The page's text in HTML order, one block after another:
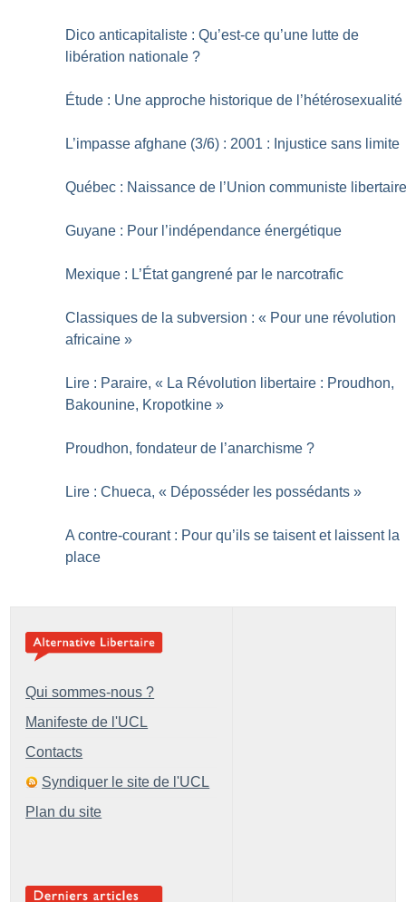
Dico anticapitaliste : Qu’est-ce qu’une lutte de
libération nationale ?
Étude : Une approche historique de l’hétérosexualité
L’impasse afghane (3/6) : 2001 : Injustice sans limite
Québec : Naissance de l’Union communiste
Guyane : Pour l’indépendance énergétique
Mexique : L’État gangrené par le narcotrafic
Classiques de la subversion : « Pour une révolution
africaine »
Lire : Paraire, « La Révolution libertaire : Proudhon,
Bakounine, Kropotkine »
Proudhon, fondateur de l’anarchisme ?
Lire : Chueca, « Déposséder les possédants »
A contre-courant : Pour qu’ils se taisent et laissent la
place
Qui sommes-nous ?
Manifeste de l'UCL
Contacts
Syndiquer le site de l'UCL
Plan du site